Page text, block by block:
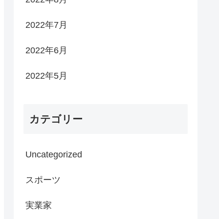
2022年7月
2022年6月
2022年5月
カテゴリー
Uncategorized
スポーツ
実業家